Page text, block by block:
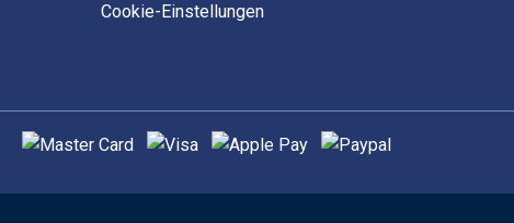
Cookie-Einstellungen
Unterstützte Zahlungsmethoden